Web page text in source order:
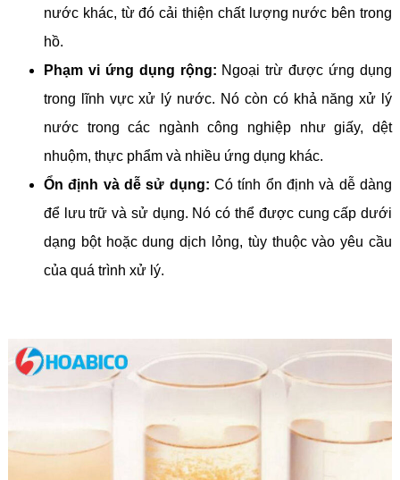
nước khác, từ đó cải thiện chất lượng nước bên trong
hồ.
Phạm vi ứng dụng rộng: Ngoại trừ được ứng dụng
trong lĩnh vực xử lý nước. Nó còn có khả năng xử lý
nước trong các ngành công nghiệp như giấy, dệt
nhuộm, thực phẩm và nhiều ứng dụng khác.
Ổn định và dễ sử dụng: Có tính ổn định và dễ dàng
để lưu trữ và sử dụng. Nó có thể được cung cấp dưới
dạng bột hoặc dung dịch lỏng, tùy thuộc vào yêu cầu
của quá trình xử lý.